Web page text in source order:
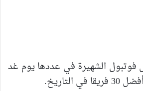
الشهيرة في عددها يوم غد